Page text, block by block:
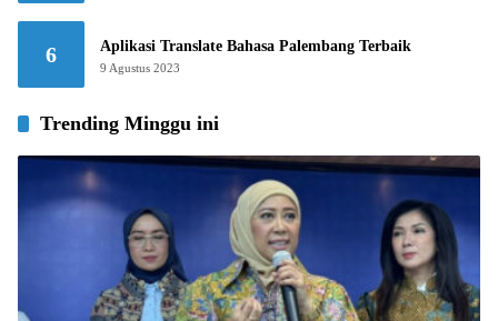
6 Aplikasi Translate Bahasa Palembang Terbaik
9 Agustus 2023
Trending Minggu ini